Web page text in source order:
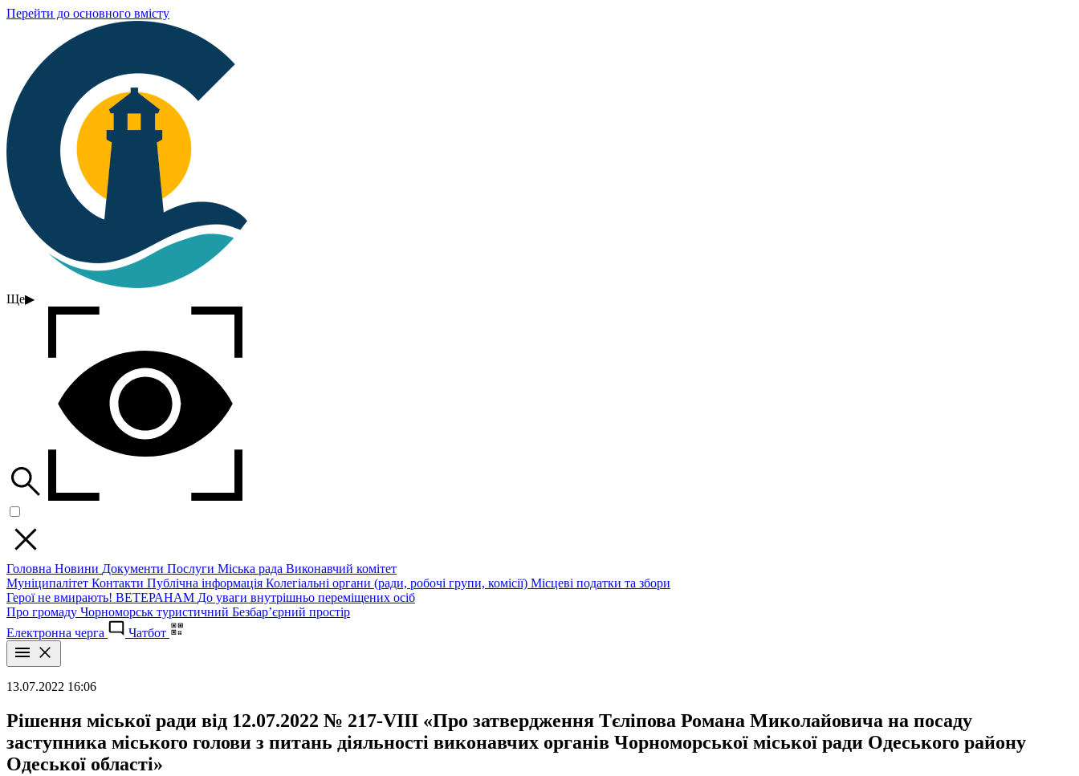
Перейти до основного вмісту
Ще▶
Головна Новини Документи Послуги Міська рада Виконавчий комітет
Муніципалітет Контакти Публічна інформація Колегіальні органи (ради, робочі групи, комісії) Місцеві податки та збори
Герої не вмирають! ВЕТЕРАНАМ До уваги внутрішньо переміщених осіб
Про громаду Чорноморськ туристичний Безбар’єрний простір
Електронна черга
Чатбот
13.07.2022 16:06
Рішення міської ради від 12.07.2022 № 217-VIII «Про затвердження Тєліпова Романа Миколайовича на посаду
заступника міського голови з питань діяльності виконавчих органів Чорноморської міської ради Одеського району
Одеської області»